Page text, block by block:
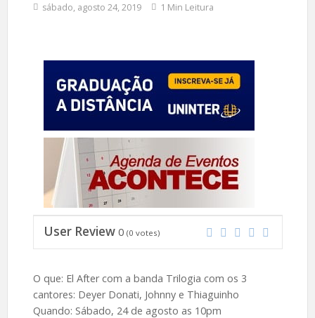
sábado, agosto 24, 2019 1 Min Leitura
User Review 0 (0 votes)
O que: El After com a banda Trilogia com os 3
cantores: Deyer Donati, Johnny e Thiaguinho
Quando: Sábado, 24 de agosto as 10pm